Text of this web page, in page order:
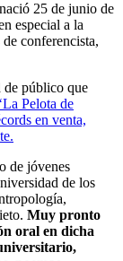
25 de junio de
especial a la
conferencista,
de público que
‘La Pelota de
en venta,
de jóvenes
de los
Muy pronto
oral en dicha